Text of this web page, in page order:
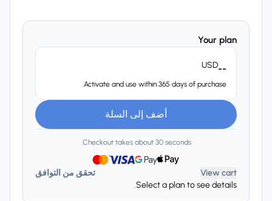
Your plan
--
USD
Activate and use within 365 days of purchase.
أضف إلى السلة
Checkout takes about 30 seconds.
View cart
تحقق من التوافق
Select a plan to see details.